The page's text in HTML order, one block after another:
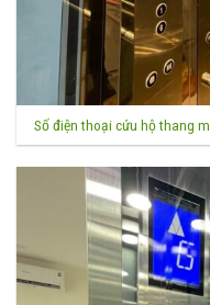
Số điện thoại cứu hộ thang